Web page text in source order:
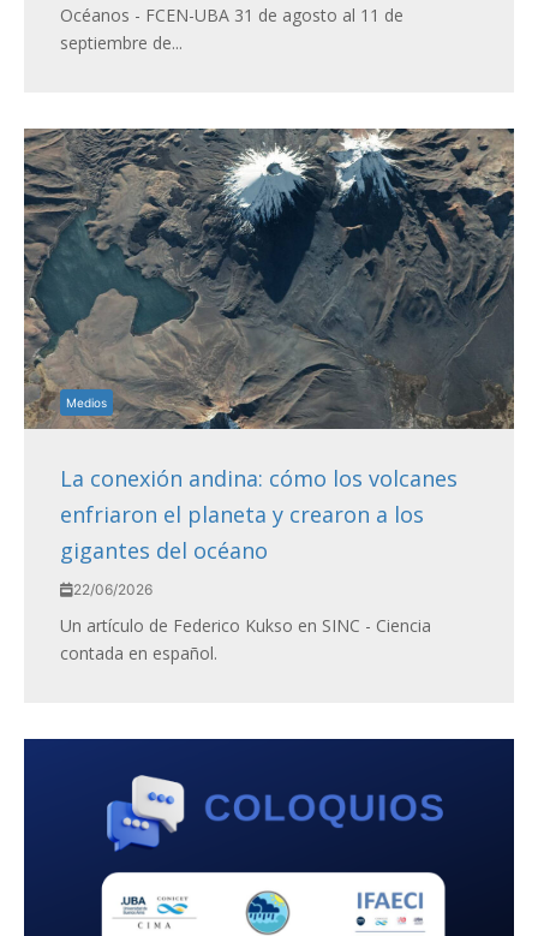
Océanos - FCEN-UBA 31 de agosto al 11 de
septiembre de...
Medios
La conexión andina: cómo los volcanes
enfriaron el planeta y crearon a los
gigantes del océano
22/06/2026
Un artículo de Federico Kukso en SINC - Ciencia
contada en español.